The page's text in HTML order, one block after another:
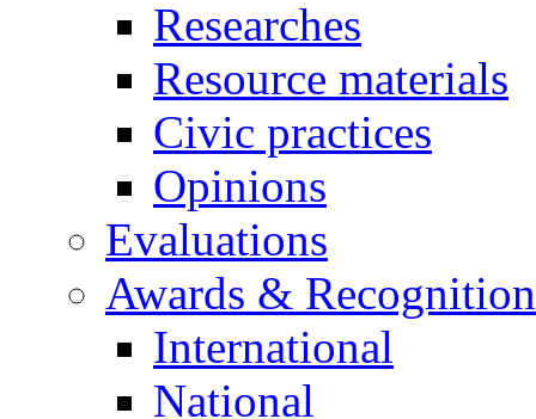
Researches
Resource materials
Civic practices
Opinions
Evaluations
Awards &
International
National